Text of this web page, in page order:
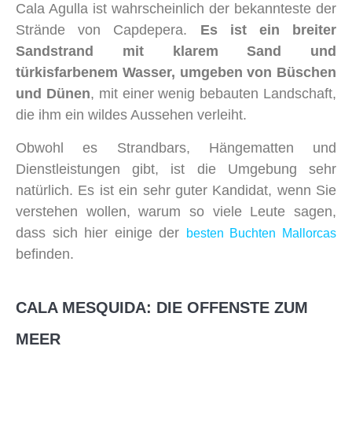
Cala Agulla ist wahrscheinlich der bekannteste der
Strände von Capdepera. Es ist ein breiter
Sandstrand mit klarem Sand und
türkisfarbenem Wasser, umgeben von Büschen
und Dünen, mit einer wenig bebauten Landschaft,
die ihm ein wildes Aussehen verleiht.
Obwohl es Strandbars, Hängematten und
Dienstleistungen gibt, ist die Umgebung sehr
natürlich. Es ist ein sehr guter Kandidat, wenn Sie
verstehen wollen, warum so viele Leute sagen,
dass sich hier einige der
besten Buchten Mallorcas
befinden.
CALA MESQUIDA: DIE OFFENSTE ZUM
MEER